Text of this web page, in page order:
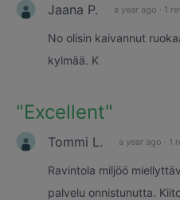
Jaana P. a year ago · 1
No olisin kaivannut
kylmää. K
"Excellent"
Tommi L. a year ago · 1
Ravintola miljöö
palvelu onnistunutta.